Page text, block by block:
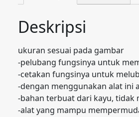
Deskripsi
ukuran sesuai pada gambar
-pelubang fungsinya untuk
-cetakan fungsinya untuk
-dengan menggunakan alat ini
-bahan terbuat dari kayu, tidak
-alat yang mampu